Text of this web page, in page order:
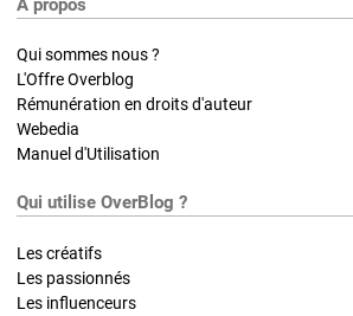
Qui sommes nous ?
L'Offre Overblog
Rémunération en droits d'auteur
Webedia
Manuel d'Utilisation
Qui utilise OverBlog ?
Les créatifs
Les passionnés
Les influenceurs